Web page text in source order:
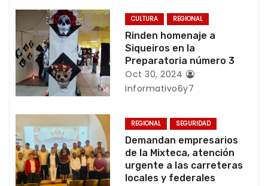
d
e
e
n
t
r
a
CULTURA REGIONAL
Rinden homenaje a
Siqueiros en la
Preparatoria número 3
Oct 30, 2024
Informativo6y7
REGIONAL SEGURIDAD
Demandan empresarios
de la Mixteca, atención
urgente a las carreteras
locales y federales